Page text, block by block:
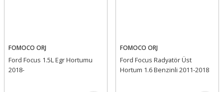
FOMOCO ORJ
Ford Focus 1.5L Egr Hortumu
2018-
FOMOCO ORJ
Ford Focus Radyatör Üst
Hortum 1.6 Benzinli 2011-2018